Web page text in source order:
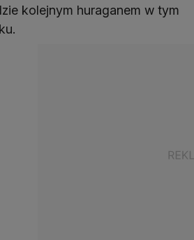
kolejnym huraganem w tym